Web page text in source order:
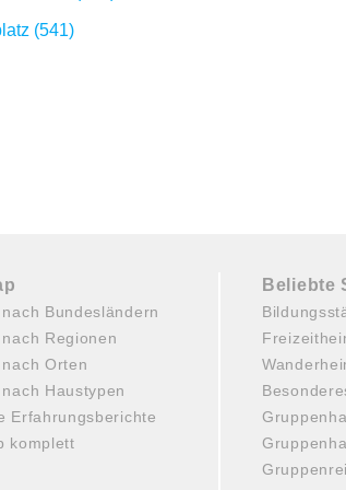
(541)
Bundesländern
Regionen
Orten
Haustypen
Erfahrungsberichte
komplett
Beliebte